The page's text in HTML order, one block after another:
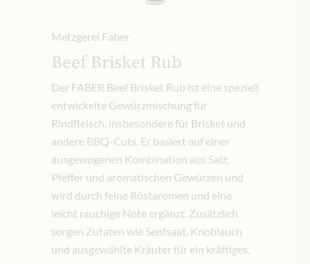
Metzgerei Faber
Beef Brisket Rub
Der FABER Beef Brisket Rub ist eine speziell
entwickelte Gewürzmischung für
Rindfleisch, insbesondere für Brisket und
andere BBQ-Cuts. Er basiert auf einer
ausgewogenen Kombination aus Salz,
Pfeffer und aromatischen Gewürzen und
wird durch feine Röstaromen und eine
leicht rauchige Note ergänzt. Zusätzlich
sorgen Zutaten wie Senfsaat, Knoblauch
und ausgewählte Kräuter für ein kräftiges,